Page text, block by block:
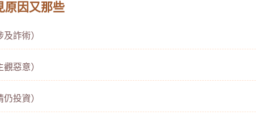
原因又那些
詐術）
惡意）
投資）